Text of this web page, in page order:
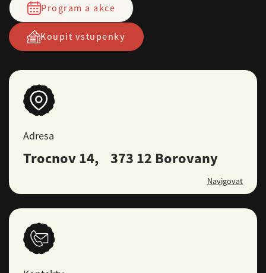
Program a akce
Koupit vstupenky
Adresa
Trocnov 14, 373 12 Borovany
Navigovat